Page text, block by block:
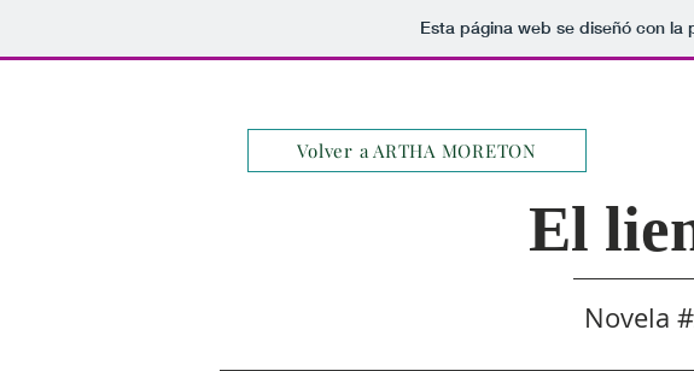
Esta página web se diseñó con la
Volver a ARTHA MORETON
El
Novela